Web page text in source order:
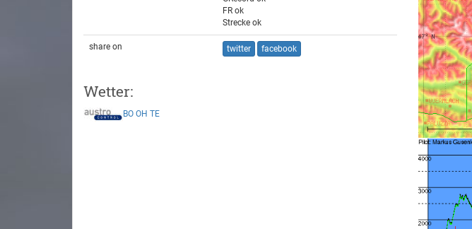
FR ok
Strecke ok
share on twitter facebook
Wetter:
BO OH TE